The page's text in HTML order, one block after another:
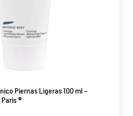
Piernas Ligeras 100 ml –
®